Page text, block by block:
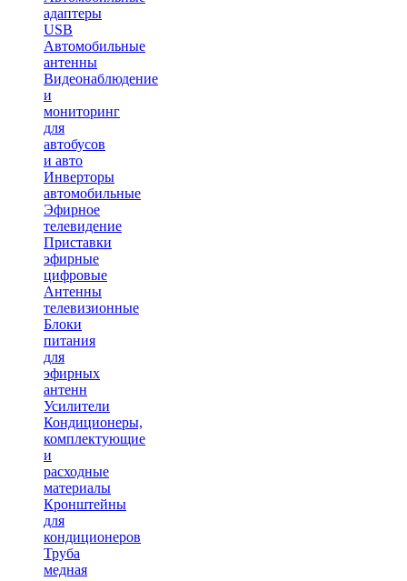
адаптеры
USB
Автомобильные
антенны
Видеонаблюдение
и
мониторинг
для
автобусов
и авто
Инверторы
автомобильные
Эфирное
телевидение
Приставки
эфирные
цифровые
Антенны
телевизионные
Блоки
питания
для
эфирных
антенн
Усилители
Кондиционеры,
комплектующие
и
расходные
материалы
Кронштейны
для
кондиционеров
Труба
медная